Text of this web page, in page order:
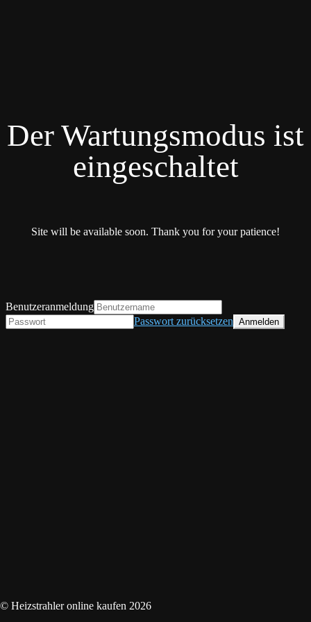
Der Wartungsmodus ist
eingeschaltet
Site will be available soon. Thank you for your patience!
© Heizstrahler online kaufen 2026
Benutzeranmeldung
Passwort zurücksetzen